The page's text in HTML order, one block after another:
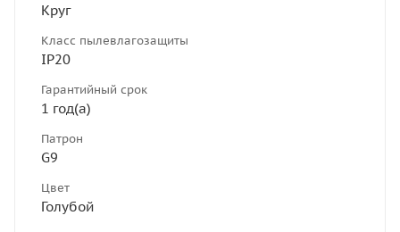
Круг
Класс пылевлагозащиты
IP20
Гарантийный срок
1 год(а)
Патрон
G9
Цвет
Голубой